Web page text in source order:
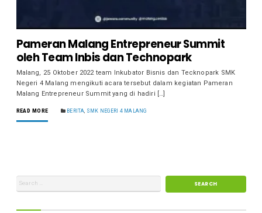
Pameran Malang Entrepreneur Summit
oleh Team Inbis dan Technopark
Malang, 25 Oktober 2022 team Inkubator Bisnis dan Tecknopark SMK
Negeri 4 Malang mengikuti acara tersebut dalam kegiatan Pameran
Malang Entrepreneur Summit yang di hadiri […]
READ MORE BERITA SMK NEGERI 4 MALANG